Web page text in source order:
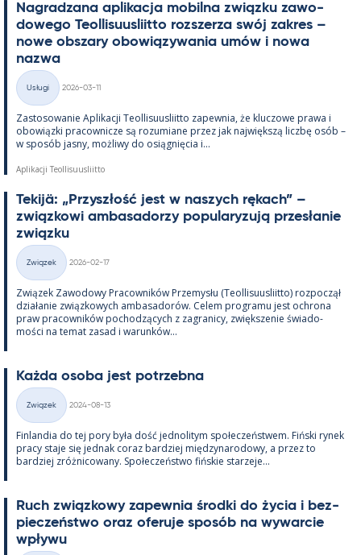
Na­gradzana apli­kacja mo­bilna związku zawo­
dowego Teol­li­suus­liitto rozszerza swój za­kres –
nowe obszary obowiązywa­nia umów i nowa
nazwa
Kategorie
Usługi
2026-03-11
Zas­to­sowa­nie Apli­kacji Teol­li­suus­liitto za­pew­nia, że kluczowe prawa i
obowiązki pracow­nicze są rozu­miane przez jak największą liczbę osób –
w sposób jasny, moż­liwy do osiąg­nięcia i...
Aplikacji Teollisuusliitto
Te­kijä: „Przyszłość jest w naszych rę­kach” –
związ­kowi am­ba­sa­dorzy po­pu­la­ryzują przesła­nie
związku
Kategorie
Związek
2026-02-17
Związek Zawo­dowy Pracow­ników Prze­mysłu (Teol­li­suus­liitto) roz­począł
działa­nie związ­kowych am­ba­sa­dorów. Ce­lem pro­gramu jest ochrona
praw pracow­ników poc­hodzących z za­gra­nicy, zwiększe­nie świa­do­
mości na te­mat za­sad i wa­runków...
Każda osoba jest potrzebna
Kategorie
Związek
2024-08-13
Fin­lan­dia do tej pory była dość jed­no­li­tym społeczeństwem. Fiński ry­nek
pracy staje się jed­nak co­raz bardziej między­na­ro­dowy, a przez to
bardziej zróż­nicowany. Społeczeństwo fińs­kie starzeje...
Ruch związ­kowy za­pew­nia środki do życia i bez­
pieczeństwo oraz ofe­ruje sposób na wywarcie
wpływu